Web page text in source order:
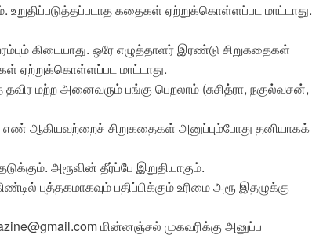
கதைகள் ஏற்றுக்கொள்ளப்பட மாட்டாது.
கிடையாது. ஒரே எழுத்தாளர் இரண்டு சிறுகதைகள்
ஏற்றுக்கொள்ளப்பட மாட்டாது.
மற்ற அனைவரும் பங்கு பெறலாம் (சுசித்ரா, நகுல்வசன்,
ஆகியவற்றைச் சிறுகதைகள் அனுப்பும்போது தனியாகக்
அரூவின் தீர்ப்பே இறுதியாகும்.
புத்தகமாகவும் பதிப்பிக்கும் உரிமை அரூ இதழுக்கு
மின்னஞ்சல் முகவரிக்கு அனுப்ப